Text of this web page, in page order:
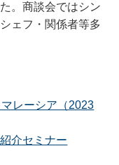
。商談会ではシン
ェフ・関係者等多
レーシア（2023
介セミナー